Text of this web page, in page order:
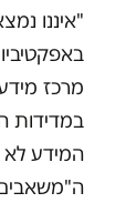
"איננו
במדידות
המידע לא
ה"משאבים